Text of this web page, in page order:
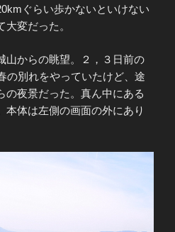
ぐらい歩かないといけない
変だった。
山からの眺望。２，３日前の
の別れをやっていたけど、途
の夜景だった。真ん中にある
本体は左側の画面の外にあり